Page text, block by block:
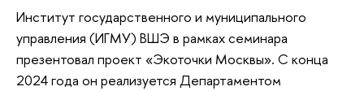
Институт государственного и муниципального
управления (ИГМУ) ВШЭ в рамках семинара
презентовал проект «Экоточки Москвы». С конца
2024 года он реализуется Департаментом